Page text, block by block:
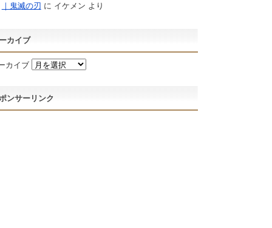
｜鬼滅の刃 に イケメン より
カイブ
カイブ
ンサーリンク